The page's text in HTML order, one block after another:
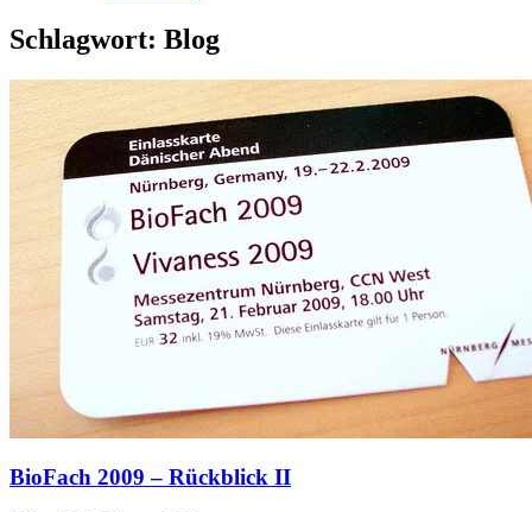
Schlagwort: Blog
BioFach 2009 – Rückblick II